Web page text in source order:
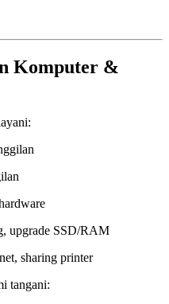
Komputer &
upgrade SSD/RAM
sharing printer
tangani: